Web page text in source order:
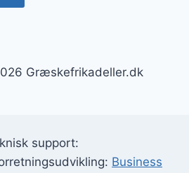
Græskefrikadeller.dk
support:
Business